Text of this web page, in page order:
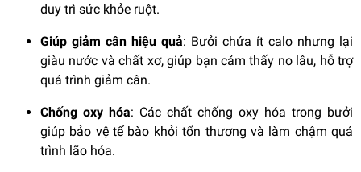
duy trì sức khỏe ruột.
Giúp giảm cân hiệu quả: Bưởi chứa ít calo nhưng lại
giàu nước và chất xơ, giúp bạn cảm thấy no lâu, hỗ trợ
quá trình giảm cân.
Chống oxy hóa: Các chất chống oxy hóa trong bưởi
giúp bảo vệ tế bào khỏi tổn thương và làm chậm quá
trình lão hóa.